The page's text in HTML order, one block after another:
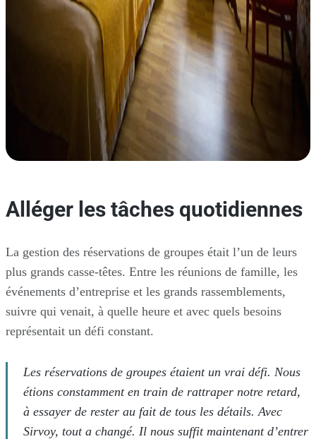
Alléger les tâches quotidiennes
La gestion des réservations de groupes était l’un de leurs
plus grands casse-têtes. Entre les réunions de famille, les
événements d’entreprise et les grands rassemblements,
suivre qui venait, à quelle heure et avec quels besoins
représentait un défi constant.
Les réservations de groupes étaient un vrai défi. Nous
étions constamment en train de rattraper notre retard,
à essayer de rester au fait de tous les détails. Avec
Sirvoy, tout a changé. Il nous suffit maintenant d’entrer